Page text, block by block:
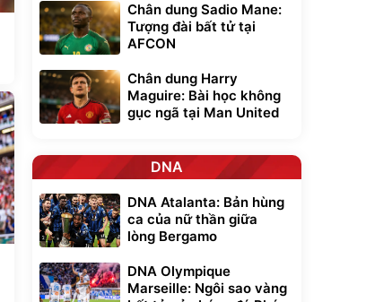
Chân dung Sadio Mane:
Tượng đài bất tử tại
AFCON
Chân dung Harry
Maguire: Bài học không
gục ngã tại Man United
DNA
DNA Atalanta: Bản hùng
ca của nữ thần giữa
lòng Bergamo
DNA Olympique
Marseille: Ngôi sao vàng